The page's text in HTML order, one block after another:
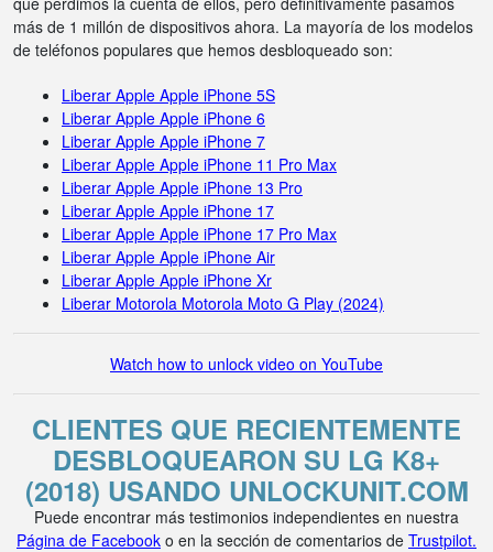
más de 1 millón de dispositivos ahora. La mayoría de los modelos
de teléfonos populares que hemos desbloqueado son:
Liberar Apple Apple iPhone 5S
Liberar Apple Apple iPhone 6
Liberar Apple Apple iPhone 7
Liberar Apple Apple iPhone 11 Pro Max
Liberar Apple Apple iPhone 13 Pro
Liberar Apple Apple iPhone 17
Liberar Apple Apple iPhone 17 Pro Max
Liberar Apple Apple iPhone Air
Liberar Apple Apple iPhone Xr
Liberar Motorola Motorola Moto G Play (2024)
Watch how to unlock video on YouTube
CLIENTES QUE RECIENTEMENTE
DESBLOQUEARON SU LG K8+
(2018) USANDO UNLOCKUNIT.COM
Puede encontrar más testimonios independientes en nuestra
Página de Facebook o en la sección de comentarios de Trustpilot.